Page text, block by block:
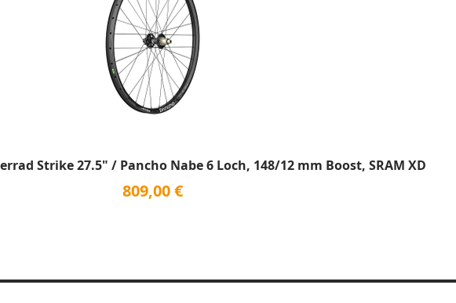
Strike 27.5" / Pancho Nabe 6 Loch, 148/12 mm Boost, SRAM XD
809,00 €